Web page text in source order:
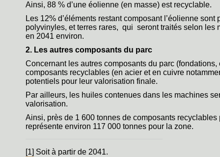
Ainsi, 88 % d’une éolienne (en masse) est recyclable.
Les 12% d’éléments restant composant l’éolienne
polyvinyles, et terres rares, qui seront traités selon
en 2041 environ.
2. Les autres composants du parc
Concernant les autres composants du parc
composants recyclables (en acier et en cuivre
potentiels pour leur valorisation finale.
Par ailleurs, les huiles contenues dans les machines
valorisation.
Ainsi, près de 1 600 tonnes de composants
représente environ 117 000 tonnes pour la zone.
[1] Soit à partir de 2041.